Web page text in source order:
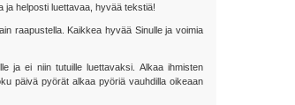
ja helposti luettavaa, hyvää tekstiä!
raapustella. Kaikkea hyvää Sinulle ja voimia
ja ei niin tutuille luettavaksi. Alkaa ihmisten
päivä pyörät alkaa pyöriä vauhdilla oikeaan